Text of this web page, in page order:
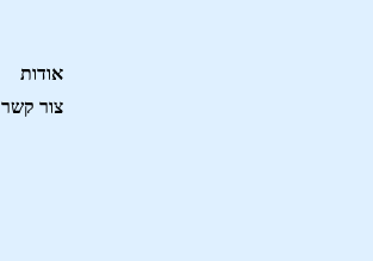
אודות
צור קשר